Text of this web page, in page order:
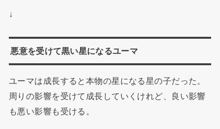
↓
悪意を受けて黒い星になるユーマ
ユーマは成長すると本物の星になる星の子だった。
周りの影響を受けて成長していくけれど、良い影響
も悪い影響も受ける。